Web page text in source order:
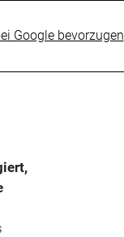
Google bevorzugen